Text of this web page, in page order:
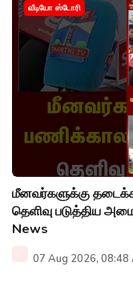
வீடியோ ஸ்டோரி
மீனவர்களுக்கு
தெளிவு படுத்திய
News
07 Aug 2026, 08:48